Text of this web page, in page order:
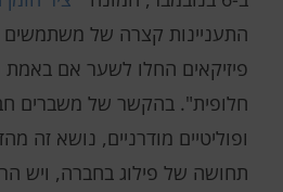
התעניינות קצרה של משתמשים
פיזיקאים החלו לשער אם באמת
חלופית". בהקשר של משברים
ופוליטיים מודרניים, נושא זה
תחושה של פילוג בחברה, ויש